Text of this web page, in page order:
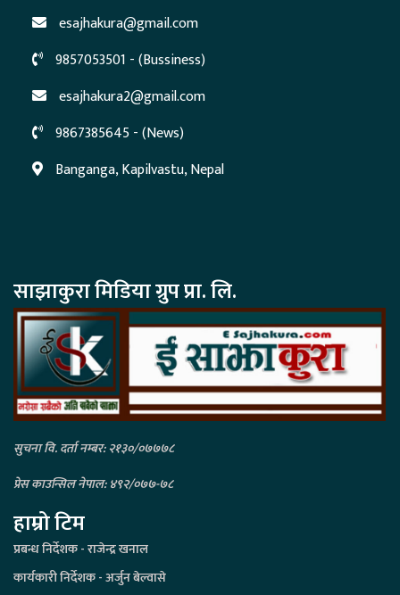
esajhakura@gmail.com
9857053501 - (Bussiness)
esajhakura2@gmail.com
9867385645 - (News)
Banganga, Kapilvastu, Nepal
साझाकुरा मिडिया ग्रुप प्रा. लि.
सुचना वि. दर्ता नम्बर: २१३०/०७७७८
प्रेस काउन्सिल नेपाल: ४९२/०७७-७८
हाम्रो टिम
प्रबन्ध निर्देशक - राजेन्द्र खनाल
कार्यकारी निर्देशक - अर्जुन बेल्वासे